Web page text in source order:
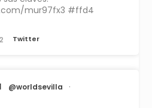
mur97fx3 #ffd4
2 Twitter
@worldsevilla ·